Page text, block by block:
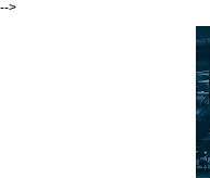
-->